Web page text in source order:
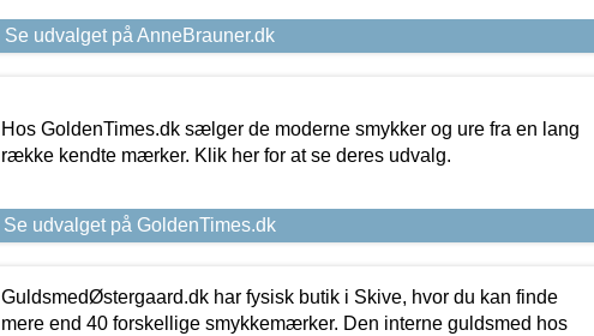
Se udvalget på AnneBrauner.dk
Hos GoldenTimes.dk sælger de moderne smykker og ure fra en lang
række kendte mærker. Klik her for at se deres udvalg.
Se udvalget på GoldenTimes.dk
GuldsmedØstergaard.dk har fysisk butik i Skive, hvor du kan finde
mere end 40 forskellige smykkemærker. Den interne guldsmed hos